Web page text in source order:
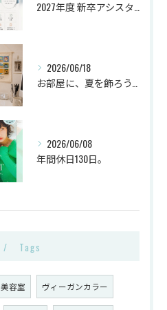
2026/06/18
2026/06/08
年間休日130日。
Tags
美容室 ヴィーガンカラー